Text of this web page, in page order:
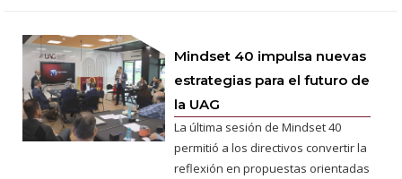
Mindset 40 impulsa nuevas
estrategias para el futuro de
la UAG
La última sesión de Mindset 40
permitió a los directivos convertir la
reflexión en propuestas orientadas